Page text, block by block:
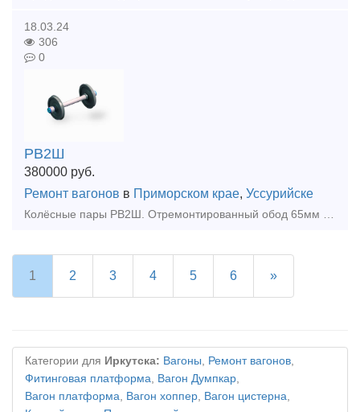
18.03.24
306
0
РВ2Ш
380000 руб.
Ремонт вагонов в Приморском крае, Уссурийске
Колёсные пары РВ2Ш. Отремонтированный обод 65мм и более
1 2 3 4 5 6 »
Категории для Иркутска: Вагоны, Ремонт вагонов,
Фитинговая платформа, Вагон Думпкар,
Вагон платформа, Вагон хоппер, Вагон цистерна,